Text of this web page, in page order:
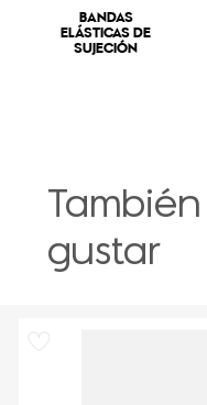
BANDAS
ELÁSTICAS DE
SUJECIÓN
gustar